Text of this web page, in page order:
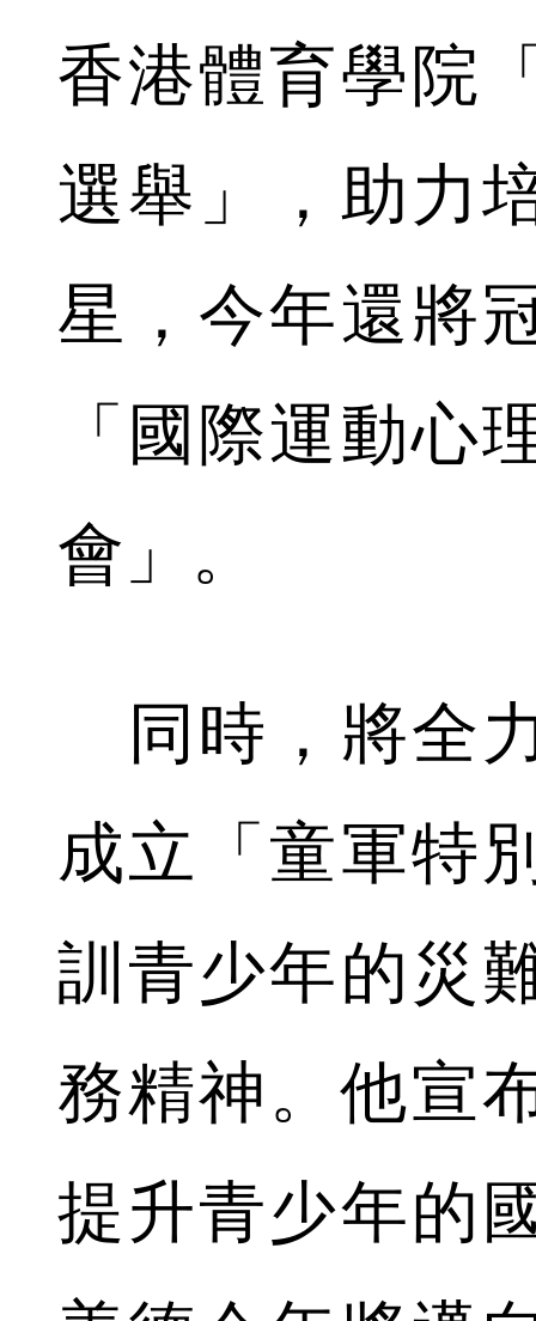
香港體育學院
選舉」，助力
星，今年還將
「國際運動心
會」。
同時，將全
成立「童軍特
訓青少年的災
務精神。他宣
提升青少年的